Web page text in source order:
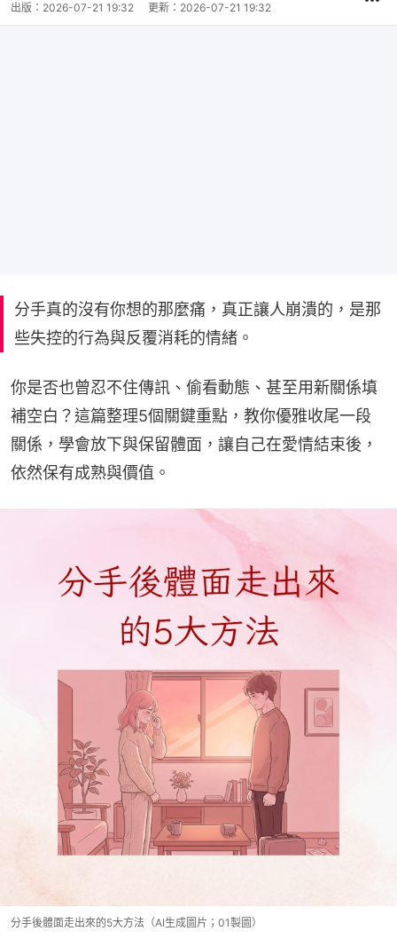
出版： 2026-07-21 19:32 更新： 2026-07-21 19:32
分手真的沒有你想的那麼痛，真正讓人崩潰的，是那
些失控的行為與反覆消耗的情緒。
你是否也曾忍不住傳訊、偷看動態、甚至用新關係填
補空白？這篇整理5個關鍵重點，教你優雅收尾一段
關係，學會放下與保留體面，讓自己在愛情結束後，
依然保有成熟與價值。
分手後體面走出來的5大方法（AI生成圖片；01製圖）